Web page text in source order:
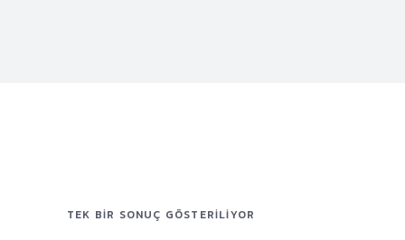
TEK BIR SONUÇ GÖSTERILIYOR